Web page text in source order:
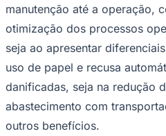
seja ao apresentar
uso de papel e recusa
danificadas, seja na redução
abastecimento com
outros benefícios.
Além disso, a Tecban fará o